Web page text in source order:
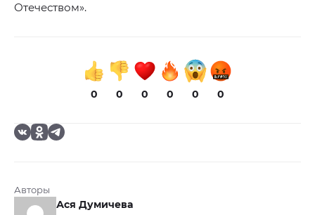
Отечеством».
0 0 0 0 0 0
Авторы
Ася Думичева